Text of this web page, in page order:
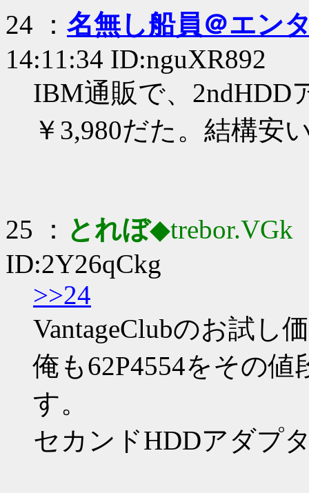
24 ： 名無し船員＠エン
14:11:34 ID:nguXR892
IBM通販で、2ndHDD
￥3,980だた。結構安
25 ： とれぼ◆trebor.VGk
ID:2Y26qCkg
>>24
VantageClubのお試し
俺も62P4554をその
す。
セカンドHDDアダプ